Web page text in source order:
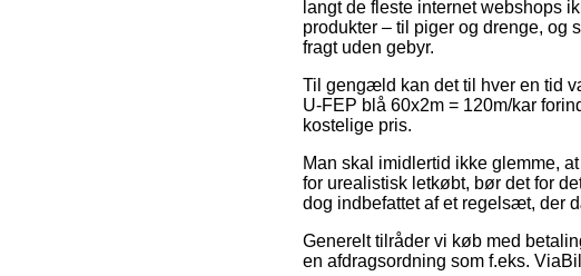
langt de fleste internet webshops
produkter – til piger og drenge, og
fragt uden gebyr.
Til gengæld kan det til hver en tid
U-FEP blå 60x2m = 120m/kar
kostelige pris.
Man skal imidlertid ikke glemme,
for urealistisk letkøbt, bør det for
dog indbefattet af et regelsæt, der
Generelt tilråder vi køb med
en afdragsordning som f.eks.